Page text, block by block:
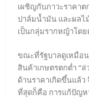
เผชิญกับภาวะราคาต
ปาล์มน้ำมัน และผลไ
เป็นกลุ่มรากหญ้าโดย
ขณะที่รัฐบาลดูเหมือ
สินค้าเกษตรตกต่ำ “
ด้านราคาเกิดขึ้นแล้ว
ที่สุดก็คือ การแก้ปัญห